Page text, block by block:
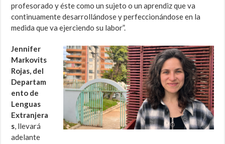
profesorado y éste como un sujeto o un aprendiz que va
continuamente desarrollándose y perfeccionándose en la
medida que va ejerciendo su labor”.
Jennifer
Markovits
Rojas, del
Departam
ento de
Lenguas
Extranjera
s, llevará
adelante